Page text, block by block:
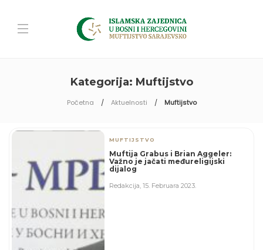
Kategorija: Muftijstvo
Početna Aktuelnosti Muftijstvo
MUFTIJSTVO
Muftija Grabus i Brian Aggeler:
Važno je jačati međureligijski
dijalog
Redakcija,15. Februara 2023.